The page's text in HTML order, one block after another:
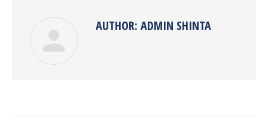
AUTHOR: ADMIN SHINTA